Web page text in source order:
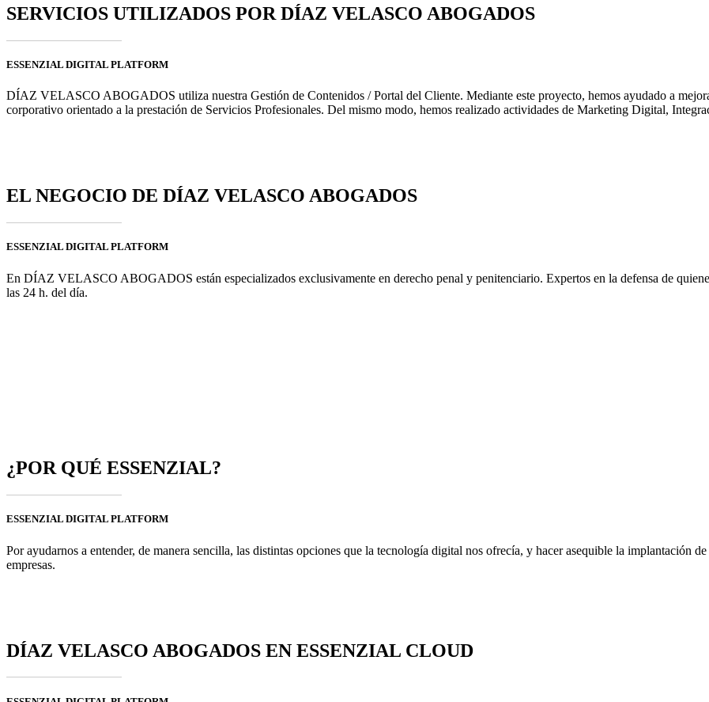
SERVICIOS UTILIZADOS POR DÍAZ VELASCO ABOGADOS
ESSENZIAL DIGITAL PLATFORM
DÍAZ VELASCO ABOGADOS utiliza nuestra Gestión de Contenidos / Portal del Cliente. Mediante este proyecto, hemos ayudado a
corporativo orientado a la prestación de Servicios Profesionales. Del mismo modo, hemos realizado actividades de Marketing Digital,
EL NEGOCIO DE DÍAZ VELASCO ABOGADOS
ESSENZIAL DIGITAL PLATFORM
En DÍAZ VELASCO ABOGADOS están especializados exclusivamente en derecho penal y penitenciario. Expertos en la defensa de
las 24 h. del día.
¿POR QUÉ ESSENZIAL?
ESSENZIAL DIGITAL PLATFORM
Por ayudarnos a entender, de manera sencilla, las distintas opciones que la tecnología digital nos ofrecía, y hacer asequible la implantación
empresas.
DÍAZ VELASCO ABOGADOS EN ESSENZIAL CLOUD